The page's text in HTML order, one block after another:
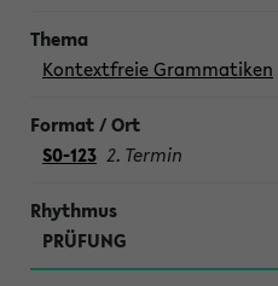
Kontextfreie Grammatiken
S0-123 2. Termin
PRÜFUNG